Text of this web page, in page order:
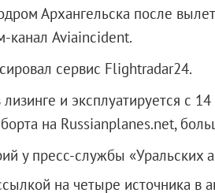
Архангельска после
канал Aviaincident.
сервис Flightradar24.
и эксплуатируется с
на Russianplanes.net,
у пресс-службы «Уральских
на четыре источника в